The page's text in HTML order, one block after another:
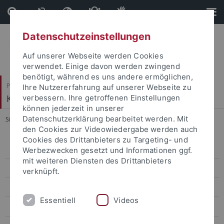
Direkt
zum
Inhalt
Direkt
zur
Fußleiste
Philosophische Fakultät
Kunsthistorisches Institut
Sie sind hier: Startseite ... Prof. Dr. Ernst Seidl
Prof. Dr. Megan R. Luke
Prof. Dr. Anna Pawlak
Prof. Dr. Andrea Worm
Datenschutzeinstellungen
Auf unserer Webseite werden Cookies
verwendet. Einige davon werden zwingend
benötigt, während es uns andere ermöglichen,
Ihre Nutzererfahrung auf unserer Webseite zu
verbessern. Ihre getroffenen Einstellungen
können jederzeit in unserer
Datenschutzerklärung bearbeitet werden. Mit
den Cookies zur Videowiedergabe werden auch
Cookies des Drittanbieters zu Targeting- und
Werbezwecken gesetzt und Informationen ggf.
mit weiteren Diensten des Drittanbieters
verknüpft.
Essentiell Videos